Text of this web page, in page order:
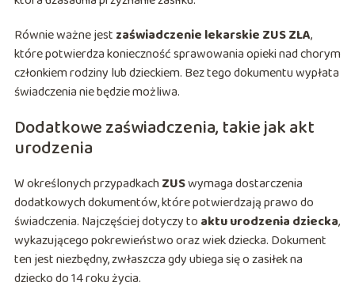
Równie ważne jest zaświadczenie lekarskie ZUS ZLA,
które potwierdza konieczność sprawowania opieki nad chorym
członkiem rodziny lub dzieckiem. Bez tego dokumentu wypłata
świadczenia nie będzie możliwa.
Dodatkowe zaświadczenia, takie jak akt
urodzenia
W określonych przypadkachZUSwymaga dostarczenia
dodatkowych dokumentów, które potwierdzają prawo do
świadczenia. Najczęściej dotyczy to aktu urodzenia dziecka,
wykazującego pokrewieństwo oraz wiek dziecka. Dokument
ten jest niezbędny, zwłaszcza gdy ubiega się o zasiłek na
dziecko do 14 roku życia.